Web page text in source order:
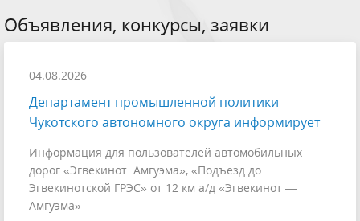
Объявления, конкурсы, заявки
04.08.2026
Департамент промышленной политики
Чукотского автономного округа информирует
Информация для пользователей автомобильных
дорог «Эгвекинот Амгуэма», «Подъезд до
Эгвекинотской ГРЭС» от 12 км а/д «Эгвекинот —
Амгуэма»